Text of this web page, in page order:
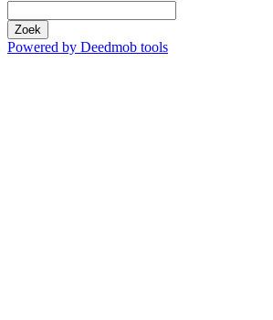
Zoek
Powered by Deedmob tools